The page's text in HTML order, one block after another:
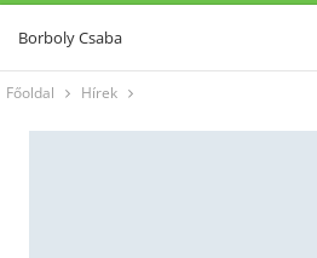
Borboly Csaba
Főoldal Hírek